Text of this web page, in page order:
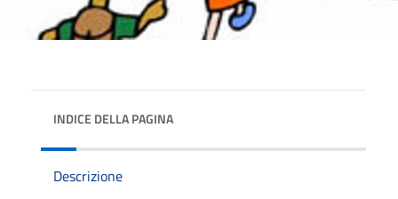
INDICE DELLA PAGINA
Descrizione